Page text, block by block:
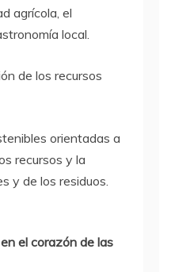
agrícola, el
local.
de los recursos
orientadas a
recursos y la
y de los residuos.
el corazón de las